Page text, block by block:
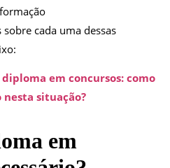
cada uma dessas
em concursos: como
situação?
em